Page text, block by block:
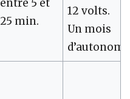
entre 5 et
25 min.
12 volts.
Un mois